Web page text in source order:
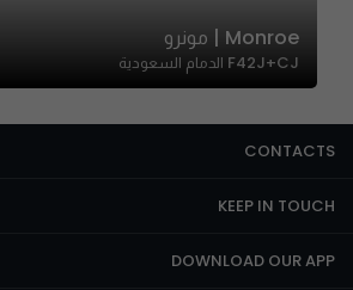
Monroe | مونرو
F42J+CJ الدمام السعودية
CONTACTS
KEEP IN TOUCH
DOWNLOAD OUR APP